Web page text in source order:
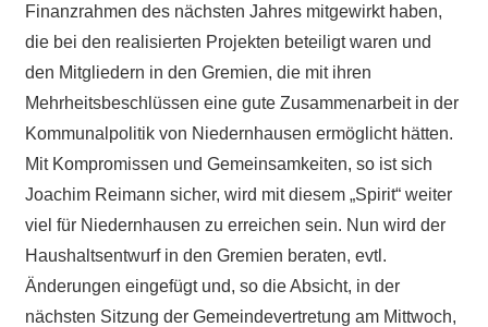
Finanzrahmen des nächsten Jahres mitgewirkt haben,
die bei den realisierten Projekten beteiligt waren und
den Mitgliedern in den Gremien, die mit ihren
Mehrheitsbeschlüssen eine gute Zusammenarbeit in der
Kommunalpolitik von Niedernhausen ermöglicht hätten.
Mit Kompromissen und Gemeinsamkeiten, so ist sich
Joachim Reimann sicher, wird mit diesem „Spirit“ weiter
viel für Niedernhausen zu erreichen sein. Nun wird der
Haushaltsentwurf in den Gremien beraten, evtl.
Änderungen eingefügt und, so die Absicht, in der
nächsten Sitzung der Gemeindevertretung am Mittwoch,